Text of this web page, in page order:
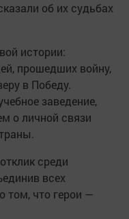
об их судьбах
истории:
прошедших войну,
в Победу.
заведение,
о личной связи
среди
всех
том, что герои —